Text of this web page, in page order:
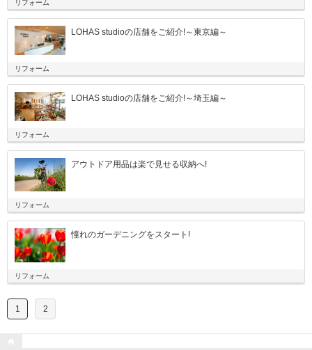
リフォーム
LOHAS studioの店舗をご紹介!～東京編～
リフォーム
LOHAS studioの店舗をご紹介!～埼玉編～
リフォーム
アウトドア用品は楽で見せる収納へ!
リフォーム
憧れのガーデニングをスタート!
リフォーム
1 2